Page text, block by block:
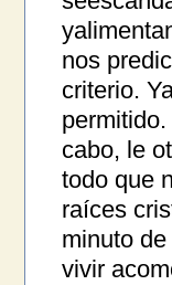
nos
criterio.
cabo, le
todo que
raíces
minuto
vivir